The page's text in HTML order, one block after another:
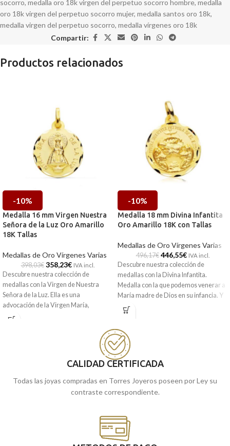
socorro, medalla oro 18k virgen del perpetuo socorro hombre, medalla
oro 18k virgen del perpetuo socorro mujer, medalla santos oro 18k,
medalla virgen del perpetuo socorro, medalla vírgenes oro 18k
Compartir:
Productos relacionados
-10%
Medalla 16 mm Virgen Nuestra
Señora de la Luz Oro Amarillo
18K Tallas
Medallas de Oro Vírgenes Varias
398,03€ 358,23€ IVA incl.
Descubre nuestra colección de
medallas con la Virgen de Nuestra
Señora de la Luz. Ella es una
advocación de la Virgen María,
venerada en el Santuario de la Virgen
amarillo de 18 kilates y preciosa tallas
laterales. Modelo realizado en 16 mm
de diámetro y 1,85 gr de peso.
-10%
Medalla 18 mm Divina Infantita
Oro Amarillo 18K con Tallas
Medallas de Oro Vírgenes Varias
496,17€ 446,55€ IVA incl.
Descubre nuestra colección de
medallas con la Divina Infantita.
Medalla con la que podemos venerar a
María madre de Dios en su infancia. Y
como ella misma de dijo a Sor
Magdalena: "Concederé todas las
me honren en mi infancia, pues es una
devoción muy olvidada". Todas ellas
puedes encontrarlas realizadas en Oro
amarillo de 18 kilates y preciosas tallas
laterales.
CALIDAD CERTIFICADA
Todas las joyas compradas en Torres Joyeros poseen por Ley su
contraste correspondiente.